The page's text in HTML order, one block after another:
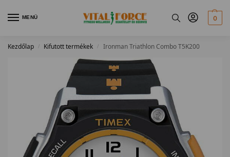
MENÜ 0
Kezdőlap / Kifutott termékek / Ironman Triathlon Combo T5K200